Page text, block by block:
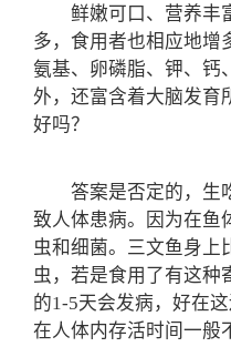
鲜嫩可口、营养丰
多，食用者也相应地增
氨基、卵磷脂、钾、钙
外，还富含着大脑发育
好吗？
答案是否定的，生
致人体患病。因为在鱼
虫和细菌。三文鱼身上
虫，若是食用了有这种
的1-5天会发病，好在
在人体内存活时间一般